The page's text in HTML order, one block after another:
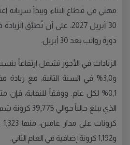
30 أبريل 2027، على أن تُطبّق
دورة رواتب بعد 30 أبريل.
و3,0% في السنة الثانية، مع
0,1% لكل عام. ووفقاً للنقابة، فإن
و1,192 كرونة إضافية في العام الثاني.